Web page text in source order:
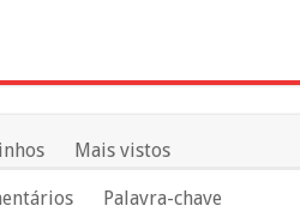
Mais vistos
Palavra-chave